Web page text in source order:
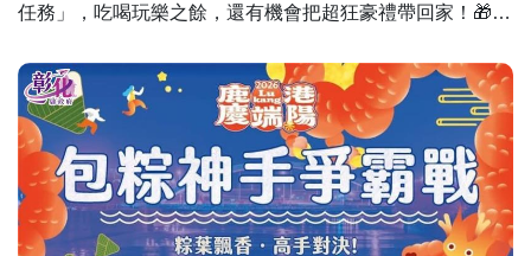
任務」，吃喝玩樂之餘，還有機會把超狂豪禮帶回家！🎁 🗓
驟： 加入「愛玩彰化」LINE 官方帳號。 前往「舊鹿港
溪」、「桂花巷藝術村」、「鹿港公會堂」這三處。 找到
導覽地圖並掃描 QR code。 只要完成任兩處集章，即可參
加抽獎！ 🎁 超狂獎項清單： iPhone 17、Dyson 無線吸塵
器、富士軟片數位相機、超療癒功夫熊貓雙肩背包、功夫熊
貓提袋與可愛吊飾等多項好禮，總價值超過 10 萬元，等你
來挑戰！ 這個週末，就到鹿港跟功夫熊貓一起探險吧！🏃‍♂️